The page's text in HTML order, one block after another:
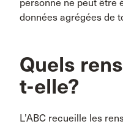
personne ne peut être
données agrégées de
Quels
t-elle?
L’ABC recueille les